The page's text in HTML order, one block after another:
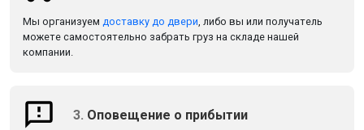
Мы организуем доставку до двери, либо вы или получатель
можете самостоятельно забрать груз на складе нашей
компании.
3. Оповещение о прибытии